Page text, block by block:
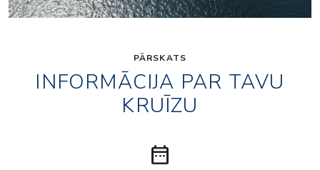
PĀRSKATS
INFORMĀCIJA PAR TAVU
KRUĪZU
date_range